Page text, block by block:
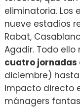
eliminatoria. Los
nueve estadios
Rabat,
Agadir. Todo
cuatro jornadas
diciembre) hasta
impacto directo
mánagers